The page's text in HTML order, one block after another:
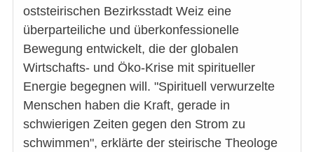
oststeirischen Bezirksstadt Weiz eine
überparteiliche und überkonfessionelle
Bewegung entwickelt, die der globalen
Wirtschafts- und Öko-Krise mit spiritueller
Energie begegnen will. "Spirituell verwurzelte
Menschen haben die Kraft, gerade in
schwierigen Zeiten gegen den Strom zu
schwimmen", erklärte der steirische Theologe